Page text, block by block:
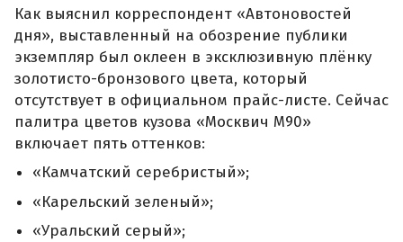
Как выяснил корреспондент «Автоновостей
дня», выставленный на обозрение публики
экземпляр был оклеен в эксклюзивную плёнку
золотисто-бронзового цвета, который
отсутствует в официальном прайс-листе. Сейчас
палитра цветов кузова «Москвич М90»
включает пять оттенков:
«Камчатский серебристый»;
«Карельский зеленый»;
«Уральский серый»;